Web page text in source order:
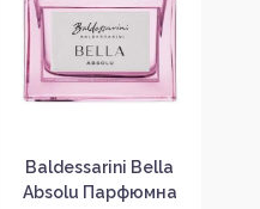
Baldessarini Bella
Absolu Парфюмна